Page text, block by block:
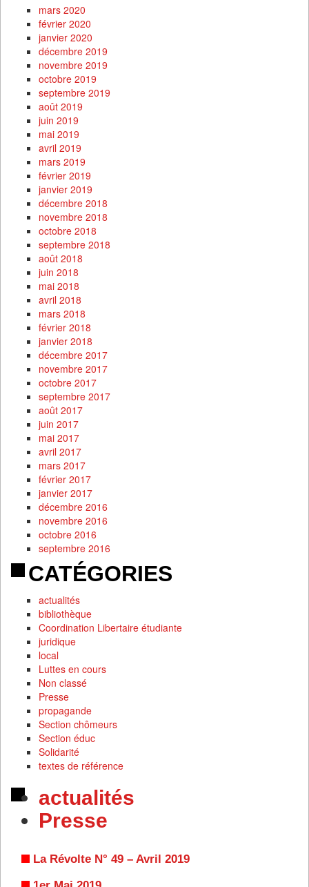
mars 2020
février 2020
janvier 2020
décembre 2019
novembre 2019
octobre 2019
septembre 2019
août 2019
juin 2019
mai 2019
avril 2019
mars 2019
février 2019
janvier 2019
décembre 2018
novembre 2018
octobre 2018
septembre 2018
août 2018
juin 2018
mai 2018
avril 2018
mars 2018
février 2018
janvier 2018
décembre 2017
novembre 2017
octobre 2017
septembre 2017
août 2017
juin 2017
mai 2017
avril 2017
mars 2017
février 2017
janvier 2017
décembre 2016
novembre 2016
octobre 2016
septembre 2016
CATÉGORIES
actualités
bibliothèque
Coordination Libertaire étudiante
juridique
local
Luttes en cours
Non classé
Presse
propagande
Section chômeurs
Section éduc
Solidarité
textes de référence
actualités
Presse
La Révolte N° 49 – Avril 2019